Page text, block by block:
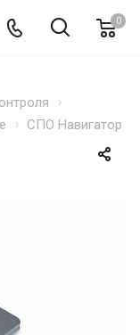
0
СПО Навигатор